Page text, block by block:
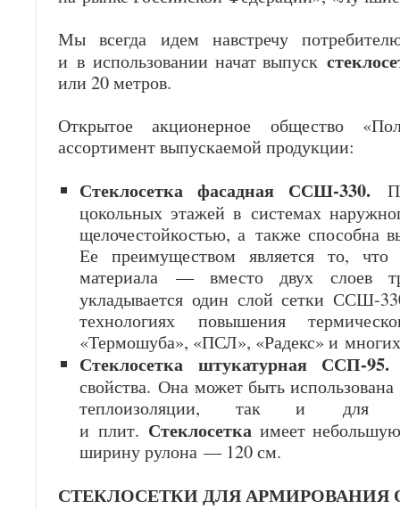
Мы всегда идем навстречу
и в использовании начат выпуск
или 20 метров.
Открытое акционерное общество
ассортимент выпускаемой продукции:
Стеклосетка фасадная ССШ-330.
цокольных этажей в системах
щелочестойкостью, а также способна
Ее преимуществом является то, что
материала — вместо двух слоев
укладывается один слой сетки ССШ-
технологиях повышения
«Термошуба», «ПСЛ», «Радекс» и
Стеклосетка штукатурная ССП-
свойства. Она может быть
теплоизоляции, так и для
и плит. Стеклосеткаимеет
ширину рулона — 120 см.
СТЕКЛОСЕТКИ ДЛЯ АРМИРОВАНИЯ